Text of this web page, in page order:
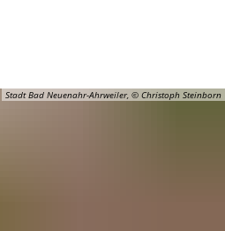
Stadt Bad Neuenahr-Ahrweiler, © Christoph Steinborn